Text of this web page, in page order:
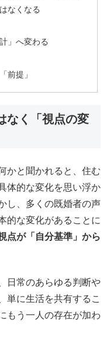
なくなる
」へ変わる
前提」
なく「視点の変
かと聞かれると、住む
体的な変化を思い浮か
し、多くの既婚者の声
的な変化があることに
点が「自分基準」から
日常のあらゆる判断や
単に生活を共有するこ
もう一人の存在が加わ